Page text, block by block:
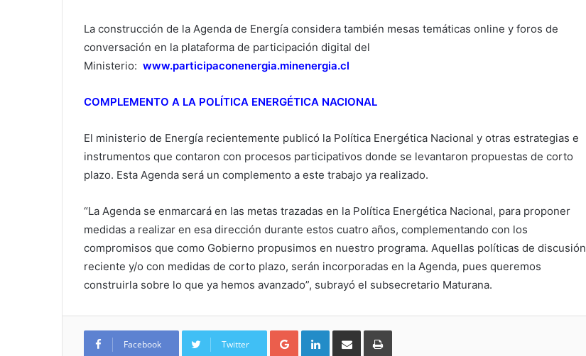
La construcción de la Agenda de Energía considera también mesas temáticas online y foros de
conversación en la plataforma de participación digital del
Ministerio: www.participaconenergia.minenergia.cl
COMPLEMENTO A LA POLÍTICA ENERGÉTICA NACIONAL
El ministerio de Energía recientemente publicó la Política Energética Nacional y otras estrategias e
instrumentos que contaron con procesos participativos donde se levantaron propuestas de corto
plazo. Esta Agenda será un complemento a este trabajo ya realizado.
“La Agenda se enmarcará en las metas trazadas en la Política Energética Nacional, para proponer
medidas a realizar en esa dirección durante estos cuatro años, complementando con los
compromisos que como Gobierno propusimos en nuestro programa. Aquellas políticas de discusión
reciente y/o con medidas de corto plazo, serán incorporadas en la Agenda, pues queremos
construirla sobre lo que ya hemos avanzado”, subrayó el subsecretario Maturana.
Facebook Twitter
Google+ LinkedIn